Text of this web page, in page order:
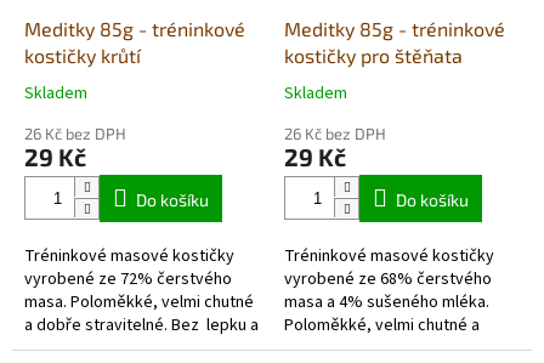
Meditky 85g - tréninkové
kostičky krůtí
Průměrné
produktu
je
hvězdiček.
Skladem
26 Kč bez DPH
29 Kč
Do košíku
Tréninkové masové kostičky
vyrobené ze 72% čerstvého
masa. Poloměkké, velmi chutné
a dobře stravitelné. Bez lepku a
hypoalergenní.
Meditky 85g - tréninkové
kostičky pro štěňata
Průměrné
produktu
je
hvězdiček.
Skladem
26 Kč bez DPH
29 Kč
Do košíku
Tréninkové masové kostičky
vyrobené ze 68% čerstvého
masa a 4% sušeného mléka.
Poloměkké, velmi chutné a
dobře stravitelné. Bez obsahu